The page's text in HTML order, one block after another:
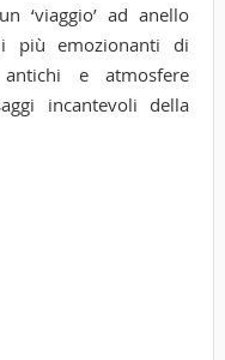
‘viaggio’ ad anello
più emozionanti di
e atmosfere
incantevoli della